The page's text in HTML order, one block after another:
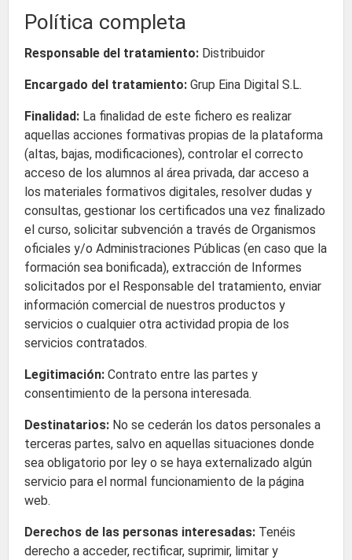
Política completa
Responsable del tratamiento: Distribuidor
Encargado del tratamiento: Grup Eina Digital S.L.
Finalidad: La finalidad de este fichero es realizar
aquellas acciones formativas propias de la plataforma
(altas, bajas, modificaciones), controlar el correcto
acceso de los alumnos al área privada, dar acceso a
los materiales formativos digitales, resolver dudas y
consultas, gestionar los certificados una vez finalizado
el curso, solicitar subvención a través de Organismos
oficiales y/o Administraciones Públicas (en caso que la
formación sea bonificada), extracción de Informes
solicitados por el Responsable del tratamiento, enviar
información comercial de nuestros productos y
servicios o cualquier otra actividad propia de los
servicios contratados.
Legitimación: Contrato entre las partes y
consentimiento de la persona interesada.
Destinatarios: No se cederán los datos personales a
terceras partes, salvo en aquellas situaciones donde
sea obligatorio por ley o se haya externalizado algún
servicio para el normal funcionamiento de la página
web.
Derechos de las personas interesadas: Tenéis
derecho a acceder, rectificar, suprimir, limitar y